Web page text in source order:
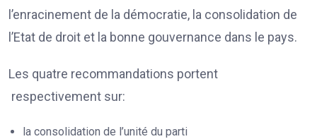
l’enracinement de la démocratie, la consolidation de
l’Etat de droit et la bonne gouvernance dans le pays.
Les quatre recommandations portent
respectivement sur:
la consolidation de l’unité du parti